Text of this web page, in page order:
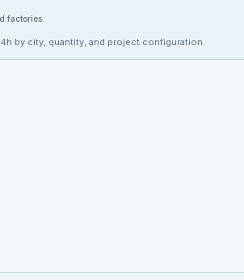
factories.
by city, quantity, and project configuration.